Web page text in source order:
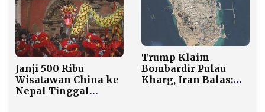
Janji 500 Ribu
Wisatawan China ke
Nepal Tinggal
Trump Klaim
Bombardir Pulau
Kharg, Iran Balas: